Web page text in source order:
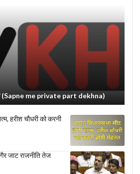
(Sapne me private part dekhna)
हरीश चौधरी को करनी
जाट राजनीति तेज